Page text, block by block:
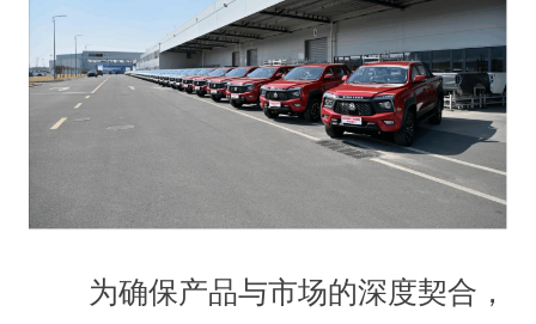
为确保产品与市场的深度契合，